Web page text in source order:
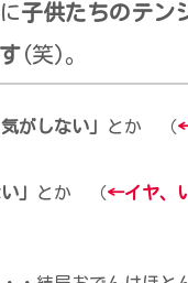
子供たちのテン
(笑)。
がしない」 とか （
」
とか （←イヤ、